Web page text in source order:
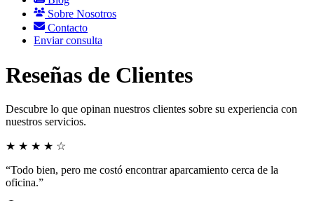
Sobre Nosotros
Contacto
Enviar consulta
Reseñas de Clientes
Descubre lo que opinan nuestros clientes sobre su experiencia con
nuestros servicios.
★ ★ ★ ★ ☆
“Todo bien, pero me costó encontrar aparcamiento cerca de la
oficina.”